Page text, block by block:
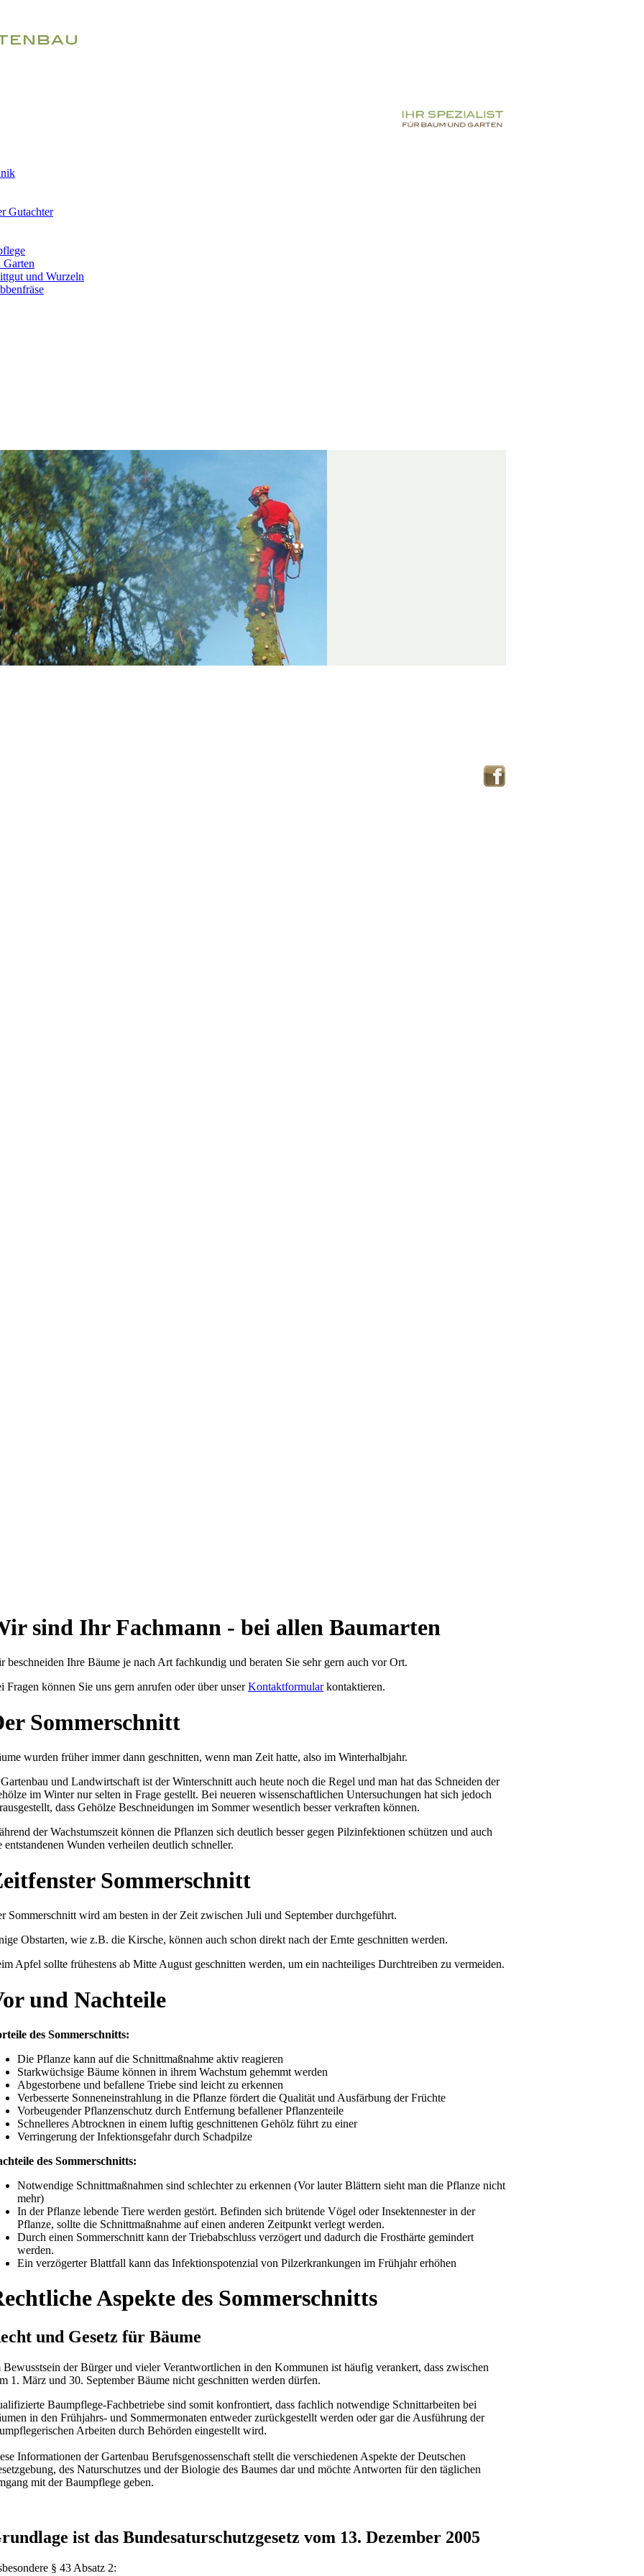
Gutachter
und Wurzeln
sind Ihr Fachmann - bei allen Baumarten
beschneiden Ihre Bäume je nach Art fachkundig und beraten Sie sehr gern auch vor Ort.
Fragen können Sie uns gern anrufen oder über unserKontaktformularkontaktieren.
Sommerschnitt
wurden früher immer dann geschnitten, wenn man Zeit hatte, also im Winterhalbjahr.
und Landwirtschaft ist der Winterschnitt auch heute noch die Regel und man hat das Schneiden der
im Winter nur selten in Frage gestellt. Bei neueren wissenschaftlichen Untersuchungen hat sich jedoch
dass Gehölze Beschneidungen im Sommer wesentlich besser verkraften können.
der Wachstumszeit können die Pflanzen sich deutlich besser gegen Pilzinfektionen schützen und auch
entstandenen Wunden verheilen deutlich schneller.
Sommerschnitt
Sommerschnitt wird am besten in der Zeit zwischen Juli und September durchgeführt.
Obstarten, wie z.B. die Kirsche, können auch schon direkt nach der Ernte geschnitten werden.
Apfel sollte frühestens ab Mitte August geschnitten werden, um ein nachteiliges Durchtreiben zu vermeiden.
und Nachteile
des Sommerschnitts:
Die Pflanze kann auf die Schnittmaßnahme aktiv reagieren
Starkwüchsige Bäume können in ihrem Wachstum gehemmt werden
Abgestorbene und befallene Triebe sind leicht zu erkennen
Verbesserte Sonneneinstrahlung in die Pflanze fördert die Qualität und Ausfärbung der Früchte
Vorbeugender Pflanzenschutz durch Entfernung befallener Pflanzenteile
Schnelleres Abtrocknen in einem luftig geschnittenen Gehölz führt zu einer
Verringerung der Infektionsgefahr durch Schadpilze
des Sommerschnitts:
Notwendige Schnittmaßnahmen sind schlechter zu erkennen (Vor lauter Blättern sieht man die Pflanze nicht
mehr)
In der Pflanze lebende Tiere werden gestört. Befinden sich brütende Vögel oder Insektennester in der
Pflanze, sollte die Schnittmaßnahme auf einen anderen Zeitpunkt verlegt werden.
Durch einen Sommerschnitt kann der Triebabschluss verzögert und dadurch die Frosthärte gemindert
werden.
Ein verzögerter Blattfall kann das Infektionspotenzial von Pilzerkrankungen im Frühjahr erhöhen
Aspekte des Sommerschnitts
und Gesetz für Bäume
Bewusstsein der Bürger und vieler Verantwortlichen in den Kommunen ist häufig verankert, dass zwischen
1. März und 30. September Bäume nicht geschnitten werden dürfen.
Baumpflege-Fachbetriebe sind somit konfrontiert, dass fachlich notwendige Schnittarbeiten bei
in den Frühjahrs- und Sommermonaten entweder zurückgestellt werden oder gar die Ausführung der
Arbeiten durch Behörden eingestellt wird.
Informationen der Gartenbau Berufsgenossenschaft stellt die verschiedenen Aspekte der Deutschen
des Naturschutzes und der Biologie des Baumes dar und möchte Antworten für den täglichen
mit der Baumpflege geben.
ist das Bundesaturschutzgesetz vom 13. Dezember 2005
§ 43 Absatz 2: